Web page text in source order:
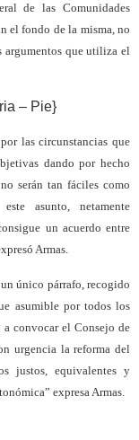
de las Comunidades
el fondo de la misma, no
que utiliza el
– Pie}
las circunstancias que
dando por hecho
serán tan fáciles como
asunto, netamente
un acuerdo entre
Armas.
único párrafo, recogido
asumible por todos los
convocar el Consejo de
urgencia la reforma del
justos, equivalentes y
expresa Armas.